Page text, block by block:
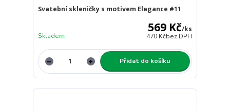
Svatební skleničky s motivem Elegance #11
569 Kč/ks
470 Kčbez DPH
Skladem
Přidat do košíku